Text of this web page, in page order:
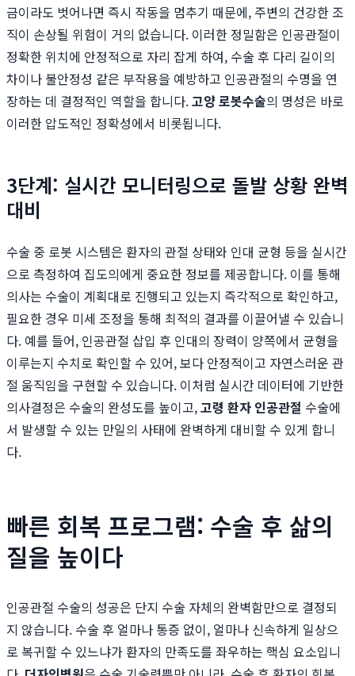
금이라도 벗어나면 즉시 작동을 멈추기 때문에, 주변의 건강한 조
직이 손상될 위험이 거의 없습니다. 이러한 정밀함은 인공관절이
정확한 위치에 안정적으로 자리 잡게 하여, 수술 후 다리 길이의
차이나 불안정성 같은 부작용을 예방하고 인공관절의 수명을 연
장하는 데 결정적인 역할을 합니다.고양 로봇수술의 명성은 바로
이러한 압도적인 정확성에서 비롯됩니다.
3단계: 실시간 모니터링으로 돌발 상황 완벽
대비
수술 중 로봇 시스템은 환자의 관절 상태와 인대 균형 등을 실시간
으로 측정하여 집도의에게 중요한 정보를 제공합니다. 이를 통해
의사는 수술이 계획대로 진행되고 있는지 즉각적으로 확인하고,
필요한 경우 미세 조정을 통해 최적의 결과를 이끌어낼 수 있습니
다. 예를 들어, 인공관절 삽입 후 인대의 장력이 양쪽에서 균형을
이루는지 수치로 확인할 수 있어, 보다 안정적이고 자연스러운 관
절 움직임을 구현할 수 있습니다. 이처럼 실시간 데이터에 기반한
의사결정은 수술의 완성도를 높이고,고령 환자 인공관절 수술에
서 발생할 수 있는 만일의 사태에 완벽하게 대비할 수 있게 합니
다.
빠른 회복 프로그램: 수술 후 삶의
질을 높이다
인공관절 수술의 성공은 단지 수술 자체의 완벽함만으로 결정되
지 않습니다. 수술 후 얼마나 통증 없이, 얼마나 신속하게 일상으
로 복귀할 수 있느냐가 환자의 만족도를 좌우하는 핵심 요소입니